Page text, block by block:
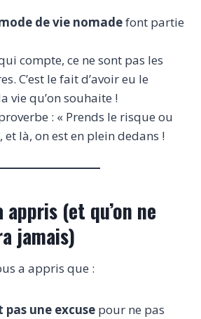
de vie nomadefont partie
compte, ce ne sont pas les
C’est le fait d’avoir eu le
vie qu’on souhaite !
: « Prends le risque ou
et là, on est en plein dedans !
appris (et qu’on ne
jamais)
a appris que :
pas une excuse pour ne pas